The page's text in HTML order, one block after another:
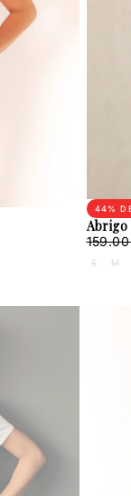
Abrigo
44%
89.00
Prix
S M